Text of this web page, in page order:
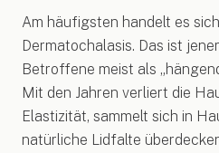
Am häufigsten handelt es
Dermatochalasis. Das ist
Betroffene meist als
Mit den Jahren verliert die
Elastizität, sammelt sich in
natürliche Lidfalte